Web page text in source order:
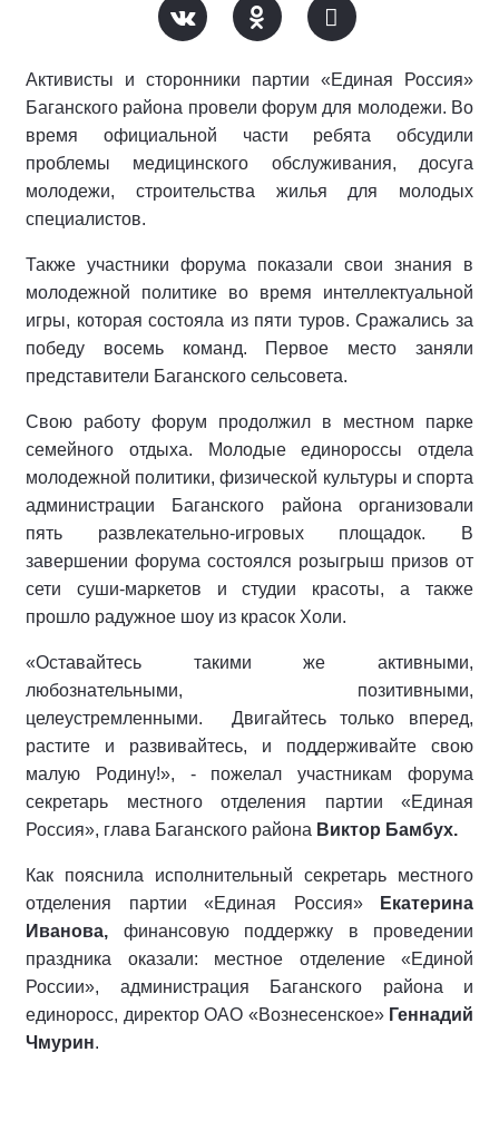
Активисты и сторонники партии «Единая Россия»
Баганского района провели форум для молодежи. Во
время официальной части ребята обсудили
проблемы медицинского обслуживания, досуга
молодежи, строительства жилья для молодых
специалистов.
Также участники форума показали свои знания в
молодежной политике во время интеллектуальной
игры, которая состояла из пяти туров. Сражались за
победу восемь команд. Первое место заняли
представители Баганского сельсовета.
Свою работу форум продолжил в местном парке
семейного отдыха. Молодые единороссы отдела
молодежной политики, физической культуры и спорта
администрации Баганского района организовали
пять развлекательно-игровых площадок. В
завершении форума состоялся розыгрыш призов от
сети суши-маркетов и студии красоты, а также
прошло радужное шоу из красок Холи.
«Оставайтесь такими же активными,
любознательными, позитивными,
целеустремленными. Двигайтесь только вперед,
растите и развивайтесь, и поддерживайте свою
малую Родину!», - пожелал участникам форума
секретарь местного отделения партии «Единая
Россия», глава Баганского района Виктор Бамбух.
Как пояснила исполнительный секретарь местного
отделения партии «Единая Россия»
Екатерина
Иванова, финансовую поддержку в проведении
праздника оказали: местное отделение «Единой
России», администрация Баганского района и
единоросс, директор ОАО «Вознесенское» Геннадий
Чмурин.